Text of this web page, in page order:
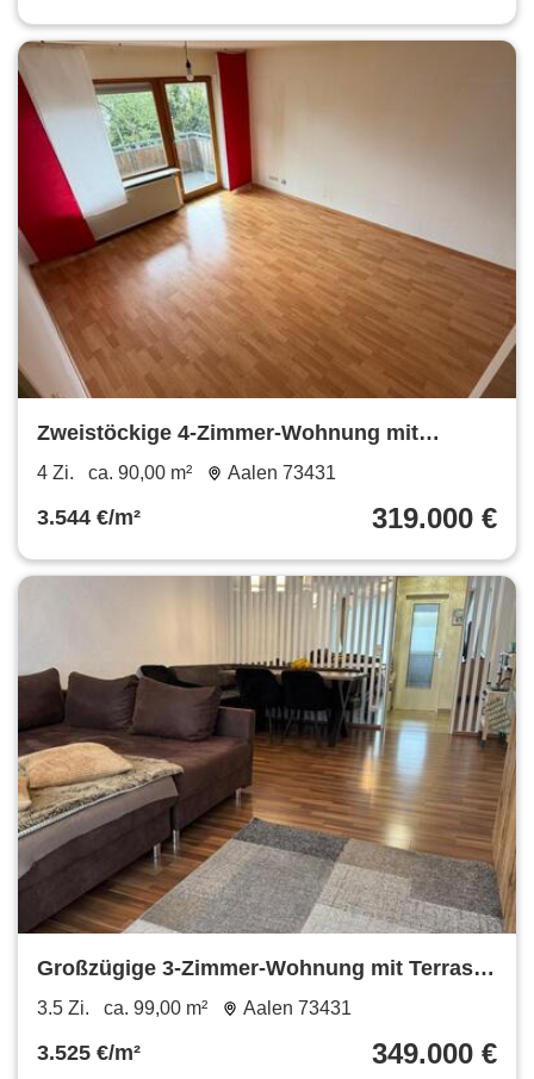
Zweistöckige 4-Zimmer-Wohnung mit
Balkon, Terrasse & Garage
4 Zi. ca. 90,00 m² Aalen 73431
3.544 €/m² 319.000 €
Großzügige 3-Zimmer-Wohnung mit Terrasse
in Aalen Grauleshof
3.5 Zi. ca. 99,00 m² Aalen 73431
3.525 €/m² 349.000 €